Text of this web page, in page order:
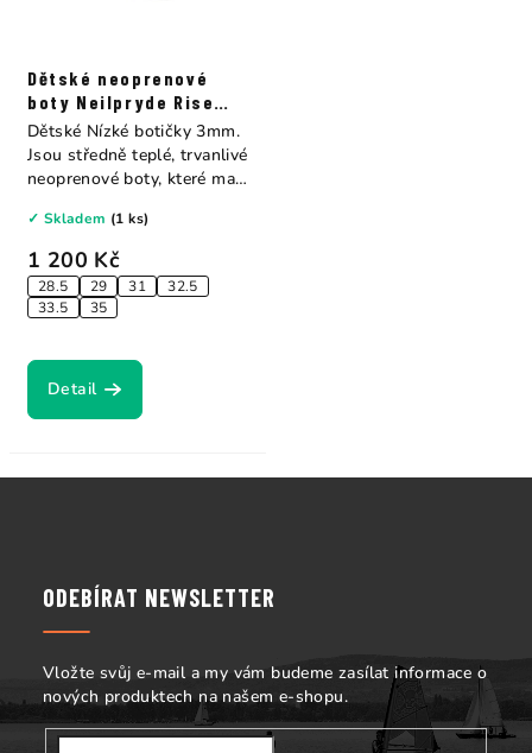
Dětské neoprenové
boty Neilpryde Rise
Junior 3mm
1 200 Kč
28.5 29 31
32.5
33.5
35
✓ Skladem (1 ks)
Detail
Dětské Nízké botičky 3mm.
Jsou středně teplé, trvanlivé
neoprenové boty, které mají
ODEBÍRAT NEWSLETTER
Vložte svůj e-mail a my vám budeme zasílat informace o
nových produktech na našem e-shopu.